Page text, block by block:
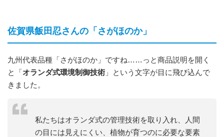
佐賀県飯田忍さんの「さがほのか」
九州代表品種「さがほのか」ですね……っと商品説明を開く
と「オランダ式環境制御技術 」という文字が目に飛び込んで
きました。
私たちはオランダ式の管理技術を取り入れ、人間
の目には見えにくい、植物が育つのに必要な要素